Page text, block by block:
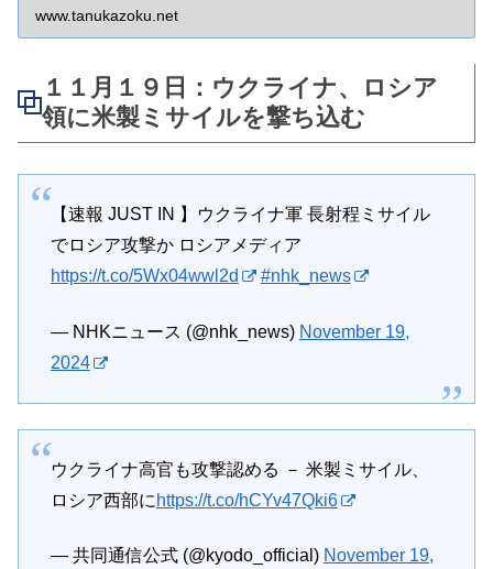
www.tanukazoku.net
１１月１９日：ウクライナ、ロシア
領に米製ミサイルを撃ち込む
【速報 JUST IN 】ウクライナ軍 長射程ミサイル
でロシア攻撃か ロシアメディア
https://t.co/5Wx04wwl2d
#nhk_news
— NHKニュース (@nhk_news) November 19,
2024
ウクライナ高官も攻撃認める － 米製ミサイル、
ロシア西部に https://t.co/hCYv47Qki6
— 共同通信公式 (@kyodo_official) November 19,